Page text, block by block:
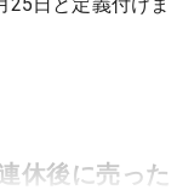
休後に売った